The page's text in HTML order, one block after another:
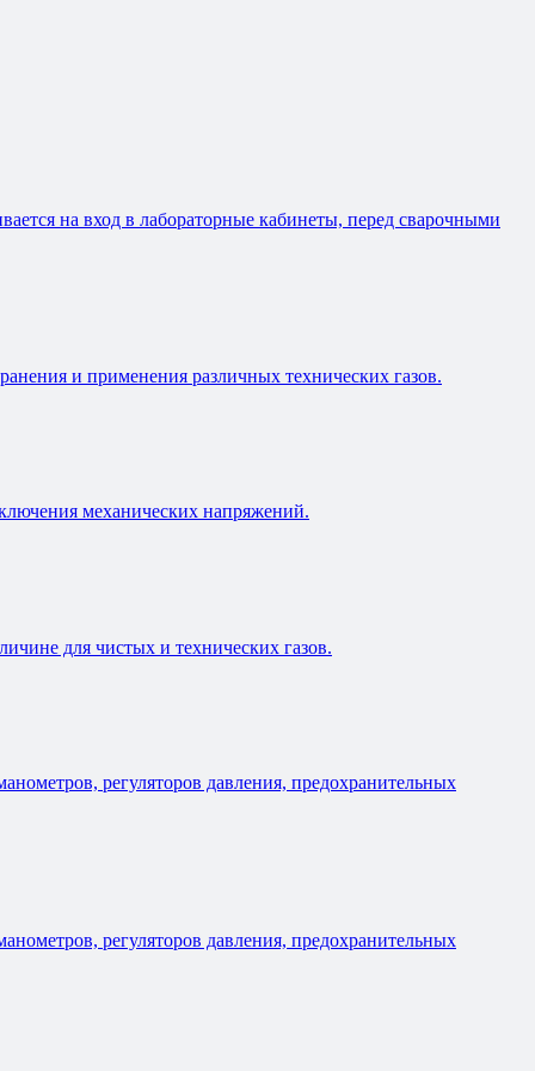
на вход в лабораторные кабинеты, перед сварочными
и применения различных технических газов.
механических напряжений.
для чистых и технических газов.
регуляторов давления, предохранительных
регуляторов давления, предохранительных